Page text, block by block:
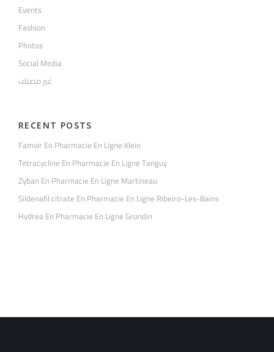
Events
Fashion
Photos
Social Media
غير مصنف
RECENT POSTS
Famvir En Pharmacie En Ligne Klein
Tetracycline En Pharmacie En Ligne Tanguy
Zyban En Pharmacie En Ligne Martineau
Sildenafil citrate En Pharmacie En Ligne Ribeiro-Les-Bains
Hydrea En Pharmacie En Ligne Grondin